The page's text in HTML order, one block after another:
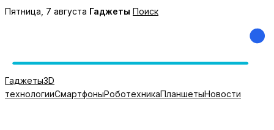
Перейти
Пятница, 7 августа Гаджеты Поиск
Гаджеты3D
технологииСмартфоныРоботехникаПланшетыНовости